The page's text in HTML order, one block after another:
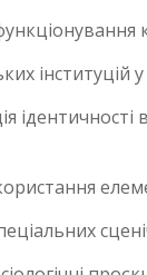
ідентичності